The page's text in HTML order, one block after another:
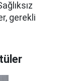
gerekli